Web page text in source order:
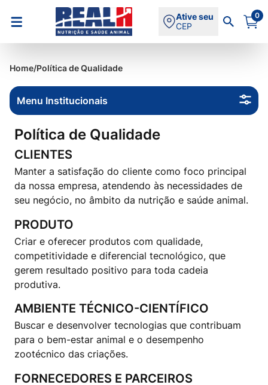
Ative seu
CEP
0
Home/Política de Qualidade
Menu Institucionais
Política de Qualidade
CLIENTES
Manter a satisfação do cliente como foco principal
da nossa empresa, atendendo às necessidades de
seu negócio, no âmbito da nutrição e saúde animal.
PRODUTO
Criar e oferecer produtos com qualidade,
competitividade e diferencial tecnológico, que
gerem resultado positivo para toda cadeia
produtiva.
AMBIENTE TÉCNICO-CIENTÍFICO
Buscar e desenvolver tecnologias que contribuam
para o bem-estar animal e o desempenho
zootécnico das criações.
FORNECEDORES E PARCEIROS